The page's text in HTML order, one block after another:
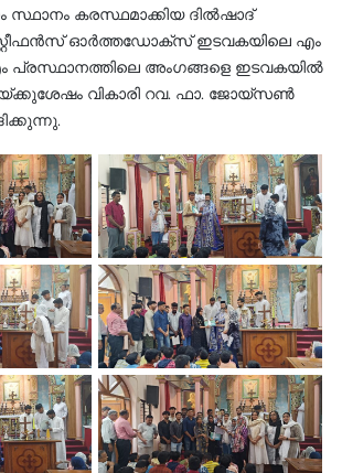
സ്ഥാനം കരസ്ഥമാക്കിയ ദിൽഷാദ്
ഓർത്തഡോക്സ് ഇടവകയിലെ എം
പ്രസ്ഥാനത്തിലെ അംഗങ്ങളെ ഇടവകയിൽ
വികാരി റവ. ഫാ. ജോയ്സൺ